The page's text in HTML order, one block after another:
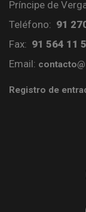
Príncipe de
Teléfono: 91
Fax: 91 564 11
Email:
Registro de